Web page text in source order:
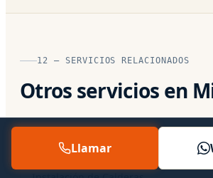
12 — SERVICIOS RELACIONADOS
Otros servicios en
Llamar